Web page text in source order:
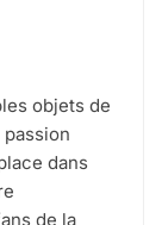
objets de
dans
de la